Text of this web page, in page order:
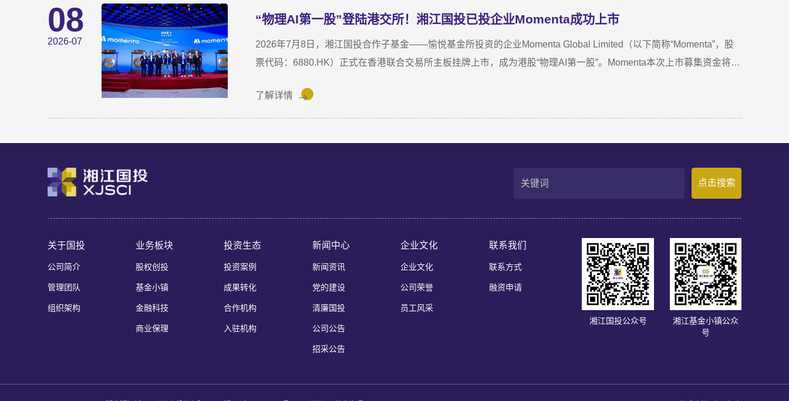
82.8%。股权投资标的持续向好，金融资产浮盈实现可持续增长，投资主业对公司整体盈利能力的支撑作用进一步增
强。基金业务进退有序，投退良性循环格局初步形成；直投项目储备与落地扎实推进，资本招商取得实质进展；湘江
基金小镇二期克服连续雨季施工困难，顺利完成竣工验收；数据运营、商业保理转型取得阶段性突破，科技成果转化
08
2026-07
“物理AI第一股”登陆港交所！湘江国投已投企业Momenta成功上市
2026年7月8日，湘江国投合作子基金——愉悦基金所投资的企业Momenta Global Limited（以下简称“Momenta”，股
票代码：6880.HK）正式在香港联合交易所主板挂牌上市，成为港股“物理AI第一股”。Momenta本次上市募集资金将主
物理AI世界模型为基座的自动驾驶与人工智能企业，核心团队源自微软亚洲研究院、商汤科技等AI机构。公司率先提
出并量产首发R7世界模型，让AI从“识别像素”进阶为“理解物理规律、推演真实世界演变”，支撑乘用车高阶智驾、
了解详情
点击搜索
关于国投
公司简介
管理团队
组织架构
业务板块
股权创投
基金小镇
金融科技
商业保理
投资生态
投资案例
成果转化
合作机构
入驻机构
新闻中心
新闻资讯
党的建设
清廉国投
公司公告
招采公告
企业文化
企业文化
公司荣誉
员工风采
联系我们
联系方式
融资申请
湘江国投公众号
湘江基金小镇公众
号